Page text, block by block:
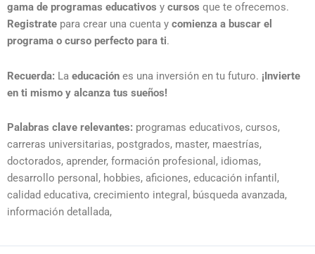
gama de programas educativos y cursos que te ofrecemos.
Registrate para crear una cuenta y comienza a buscar el
programa o curso perfecto para ti.
Recuerda: La educación es una inversión en tu futuro. ¡Invierte
en ti mismo y alcanza tus sueños!
Palabras clave relevantes: programas educativos, cursos,
carreras universitarias, postgrados, master, maestrías,
doctorados, aprender, formación profesional, idiomas,
desarrollo personal, hobbies, aficiones, educación infantil,
calidad educativa, crecimiento integral, búsqueda avanzada,
información detallada,